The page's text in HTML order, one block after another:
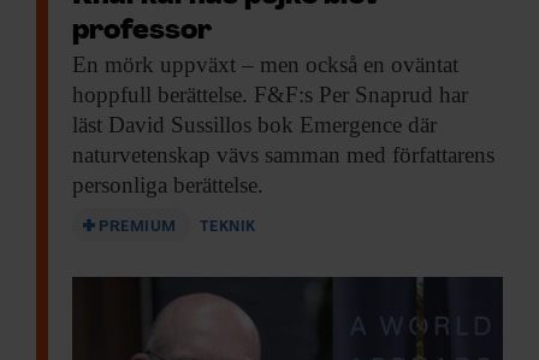
professor
En mörk uppväxt – men också en oväntat
hoppfull berättelse. F&F:s Per Snaprud har
läst David Sussillos bok Emergence där
naturvetenskap vävs samman med författarens
personliga berättelse.
PREMIUM TEKNIK